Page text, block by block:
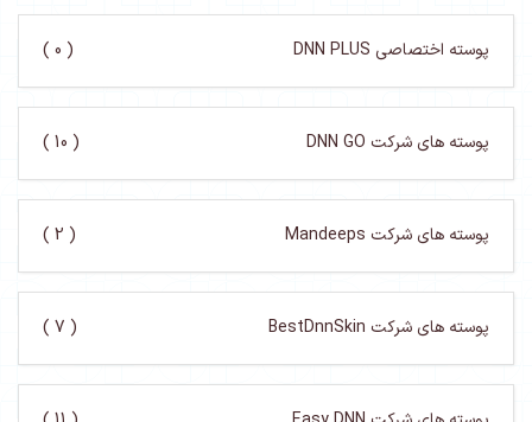
پوسته اختصاصی DNN PLUS ( 0 )
پوسته های شرکت DNN GO ( 10 )
پوسته های شرکت Mandeeps ( 2 )
پوسته های شرکت BestDnnSkin ( 7 )